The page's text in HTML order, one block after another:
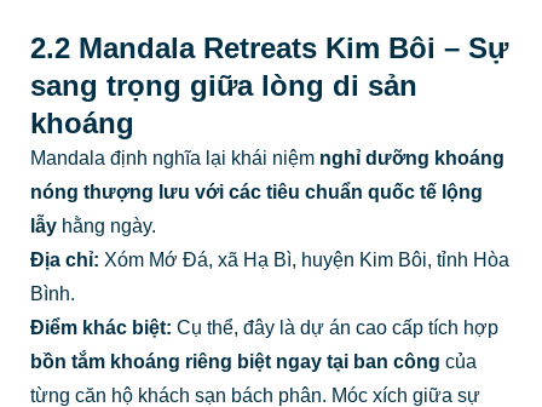
2.2 Mandala Retreats Kim Bôi – Sự
sang trọng giữa lòng di sản
khoáng
Mandala định nghĩa lại khái niệmnghỉ dưỡng khoáng
nóng thượng lưu với các tiêu chuẩn quốc tế lộng
lẫy hằng ngày.
Địa chỉ: Xóm Mớ Đá, xã Hạ Bì, huyện Kim Bôi, tỉnh Hòa
Bình.
Điểm khác biệt: Cụ thể, đây là dự án cao cấp tích hợp
bồn tắm khoáng riêng biệt ngay tại ban công của
từng căn hộ khách sạn bách phân. Móc xích giữa sự